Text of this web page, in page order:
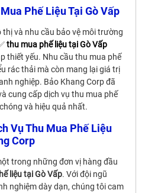
Phế Liệu Tại Gò Vấp
và nhu cầu bảo vệ môi trường
thu mua phế liệu tại Gò Vấp
thiết yếu. Nhu cầu thu mua phế
rác thải mà còn mang lại giá trị
nghiệp. Bảo Khang Corp đã
cung cấp dịch vụ thu mua phế
và hiệu quả nhất.
Vụ Thu Mua Phế Liệu
Corp
trong những đơn vị hàng đầu
liệu tại Gò Vấp. Với đội ngũ
nghiệm dày dạn, chúng tôi cam